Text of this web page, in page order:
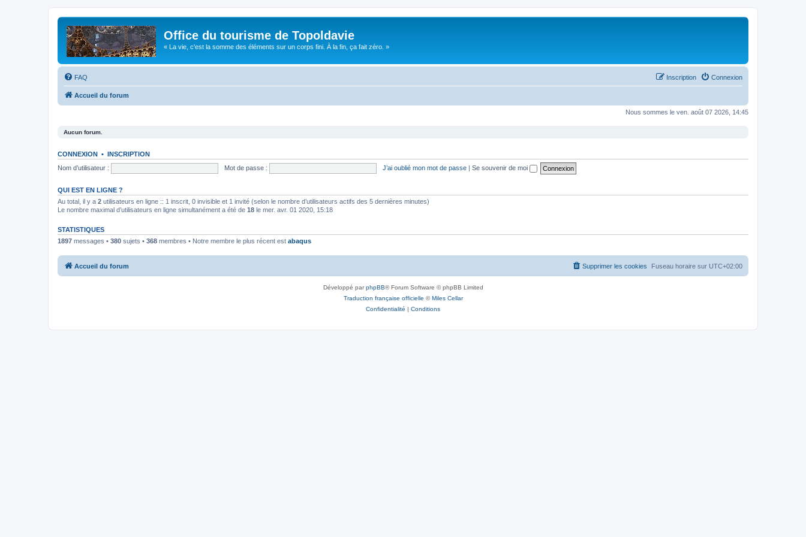
Office du tourisme de Topoldavie
« La vie, c'est la somme des éléments sur un corps fini. À la fin, ça fait zéro. »
FAQ Connexion
Inscription
Accueil du forum
Nous sommes le ven. août 07 2026, 14:45
Aucun forum.
CONNEXION • INSCRIPTION
Nom d’utilisateur :
Mot de passe : J’ai oublié mon mot de passe | Se souvenir de moi
QUI EST EN LIGNE ?
Au total, il y a 2 utilisateurs en ligne :: 1 inscrit, 0 invisible et 1 invité (selon le nombre d’utilisateurs actifs des 5 dernières minutes)
Le nombre maximal d’utilisateurs en ligne simultanément a été de 18 le mer. avr. 01 2020, 15:18
STATISTIQUES
1897 messages • 380 sujets • 368 membres • Notre membre le plus récent est abaqus
Accueil du forum Fuseau horaire sur UTC+02:00
Supprimer les cookies
Développé parphpBB® Forum Software © phpBB Limited
Traduction française officielle ©Miles Cellar
Confidentialité | Conditions